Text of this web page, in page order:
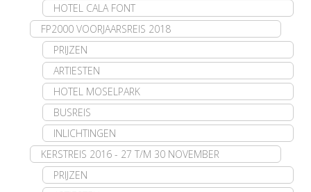
HOTEL CALA FONT
FP2000 VOORJAARSREIS 2018
PRIJZEN
ARTIESTEN
HOTEL MOSELPARK
BUSREIS
INLICHTINGEN
KERSTREIS 2016 - 27 T/M 30 NOVEMBER
PRIJZEN